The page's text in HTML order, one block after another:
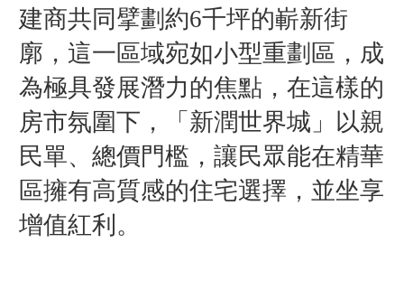
建商共同擘劃約6千坪的嶄新街
廓，這一區域宛如小型重劃區，成
為極具發展潛力的焦點，在這樣的
房市氛圍下，「新潤世界城」以親
民單、總價門檻，讓民眾能在精華
區擁有高質感的住宅選擇，並坐享
增值紅利。